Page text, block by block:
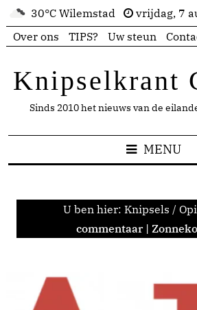
30°C Wilemstad
vrijdag, 7
Over ons
TIPS? Uw steun
Knipselkrant
Sinds 2010 het nieuws van de
MENU
U ben hier: Knipsels /
commentaar |